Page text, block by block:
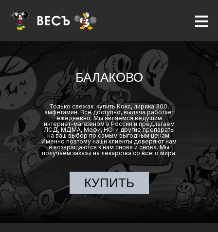
БАЛАКОВО
Только свежак: купить Кокс, лирика 300,
амфетамин. Всё доступно, выдача работает
ежедневно. Мы являемся ведущим
интернет-магазином в России и предлагаем
ЛСД, МДМА, Мефи, HCl и другие препараты
на ваш выбор по самым выгодным ценам.
Именно поэтому наши клиенты доверяют нам
и возвращаются к нам снова и снова. Мы
получаем заказы на лекарства со всего мира.
КУПИТЬ